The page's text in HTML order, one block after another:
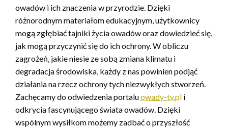
owadów i ich znaczenia w przyrodzie. Dzięki
różnorodnym materiałom edukacyjnym, użytkownicy
mogą zgłębiać tajniki życia owadów oraz dowiedzieć się,
jak mogą przyczynić się do ich ochrony. W obliczu
zagrożeń, jakie niesie ze sobą zmiana klimatu i
degradacja środowiska, każdy z nas powinien podjąć
działania na rzecz ochrony tych niezwykłych stworzeń.
Zachęcamy do odwiedzenia portaluowady-tv.pl i
odkrycia fascynującego świata owadów. Dzięki
wspólnym wysiłkom możemy zadbać o przyszłość